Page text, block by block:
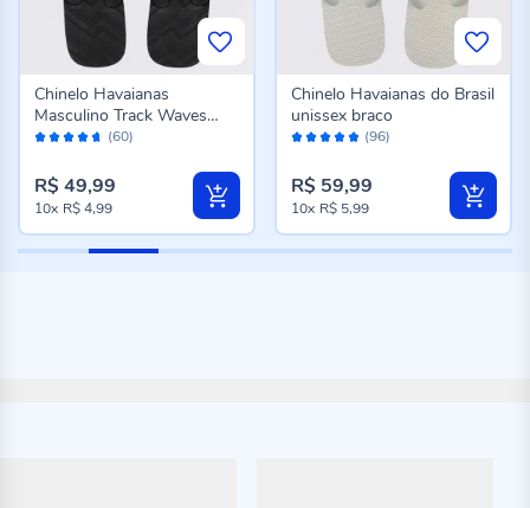
Avaliação: (60)
Chinelo Havaianas
Masculino Track Waves
Preto
R$ 49,99
10x R$ 4,99
Avaliação: (96)
Chinelo Havaianas do Brasil
unissex braco
R$ 59,99
10x R$ 5,99